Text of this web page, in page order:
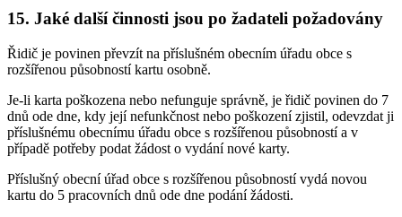
15. Jaké další činnosti jsou po žadateli požadovány
Řidič je povinen převzít na příslušném obecním úřadu obce s
rozšířenou působností kartu osobně.
Je-li karta poškozena nebo nefunguje správně, je řidič povinen do 7
dnů ode dne, kdy její nefunkčnost nebo poškození zjistil, odevzdat ji
příslušnému obecnímu úřadu obce s rozšířenou působností a v
případě potřeby podat žádost o vydání nové karty.
Příslušný obecní úřad obce s rozšířenou působností vydá novou
kartu do 5 pracovních dnů ode dne podání žádosti.